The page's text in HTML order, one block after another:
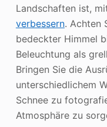
Landschaften ist,
verbessern. Achten
bedeckter Himmel
Beleuchtung als
Bringen Sie die
unterschiedlichem
Schnee zu
Atmosphäre zu